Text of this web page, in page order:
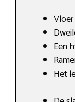
Een
Het